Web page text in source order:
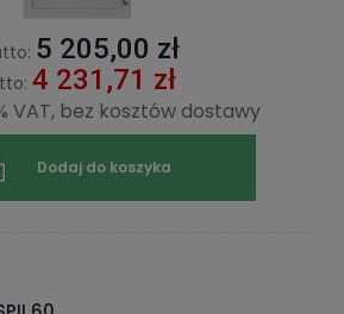
5 205,00 zł
4 231,71 zł
VAT, bez kosztów dostawy
Dodaj do koszyka